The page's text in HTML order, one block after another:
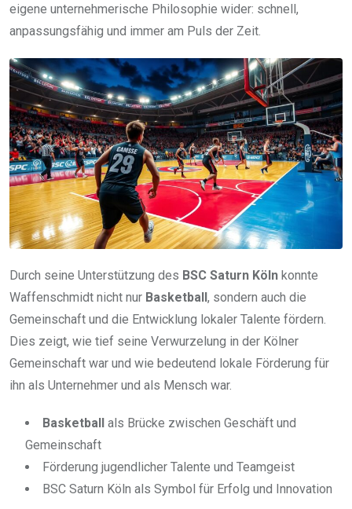
eigene unternehmerische Philosophie wider: schnell,
anpassungsfähig und immer am Puls der Zeit.
Durch seine Unterstützung des BSC Saturn Köln konnte
Waffenschmidt nicht nur Basketball, sondern auch die
Gemeinschaft und die Entwicklung lokaler Talente fördern.
Dies zeigt, wie tief seine Verwurzelung in der Kölner
Gemeinschaft war und wie bedeutend lokale Förderung für
ihn als Unternehmer und als Mensch war.
Basketball als Brücke zwischen Geschäft und
Gemeinschaft
Förderung jugendlicher Talente und Teamgeist
BSC Saturn Köln als Symbol für Erfolg und Innovation